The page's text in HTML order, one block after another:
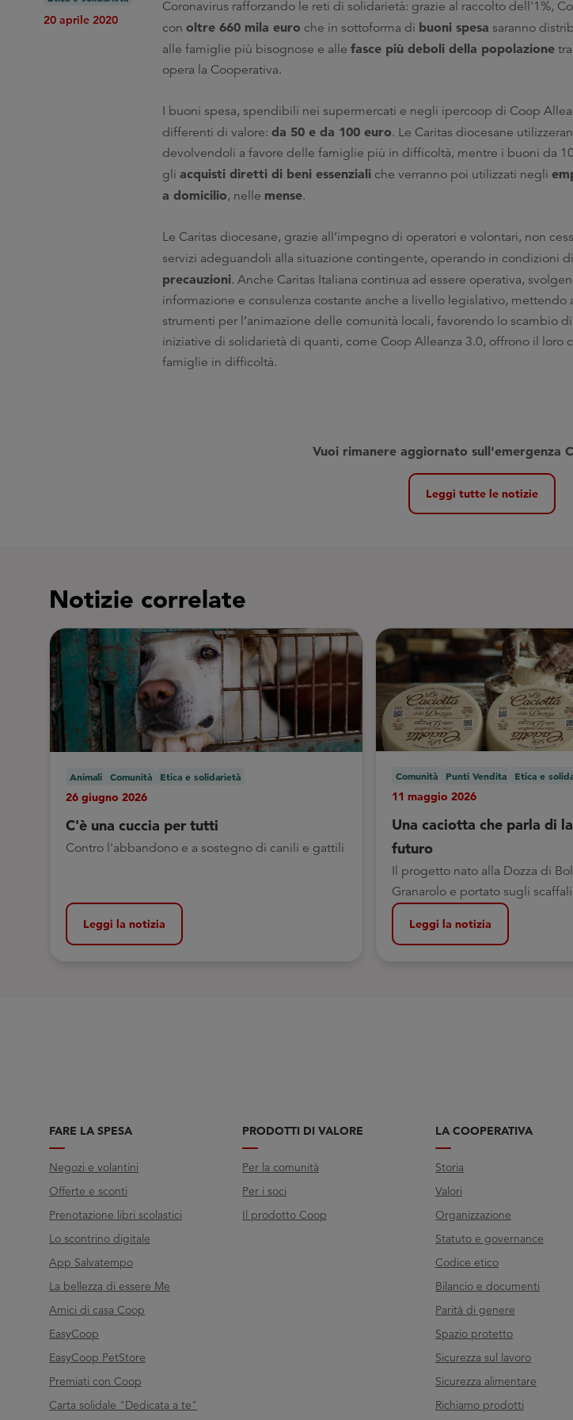
20 aprile 2020
Coronavirus rafforzando le reti di solidarietà: grazie al raccolto dell'1%,
con oltre 660 mila euro che in sottoforma di buoni spesa saranno
alle famiglie più bisognose e alle fasce più deboli della popolazione
opera la Cooperativa.
I buoni spesa, spendibili nei supermercati e negli ipercoop di Coop
differenti di valore: da 50 e da 100 euro. Le Caritas diocesane
devolvendoli a favore delle famiglie più in difficoltà, mentre i buoni da
gli acquisti diretti di beni essenziali che verranno poi utilizzati negli
a domicilio, nelle mense.
Le Caritas diocesane, grazie all’impegno di operatori e volontari, non
servizi adeguandoli alla situazione contingente, operando in condizioni
precauzioni. Anche Caritas Italiana continua ad essere operativa,
informazione e consulenza costante anche a livello legislativo,
strumenti per l’animazione delle comunità locali, favorendo lo scambio
iniziative di solidarietà di quanti, come Coop Alleanza 3.0, offrono il loro
famiglie in difficoltà.
Vuoi rimanere aggiornato sull'emergenza
Leggi tutte le notizie
Notizie correlate
Animali Comunità Etica e solidarietà
26 giugno 2026
C'è una cuccia per tutti
Contro l'abbandono e a sostegno di canili e gattili
Leggi la notizia
Comunità Punti Vendita Etica e
11 maggio 2026
Una caciotta che parla di
futuro
Il progetto nato alla Dozza di
Granarolo e portato sugli
Alleanza 3.0: un percorso
inclusione e reinserimento
Leggi la notizia
FARE LA SPESA
Negozi e volantini
Offerte e sconti
Prenotazione libri scolastici
Lo scontrino digitale
App Salvatempo
La bellezza di essere Me
Amici di casa Coop
EasyCoop
EasyCoop PetStore
Premiati con Coop
Carta solidale "Dedicata a te"
PRODOTTI DI VALORE
Per la comunità
Per i soci
Il prodotto Coop
LA COOPERATIVA
Storia
Valori
Organizzazione
Statuto e governance
Codice etico
Bilancio e documenti
Parità di genere
Spazio protetto
Sicurezza sul lavoro
Sicurezza alimentare
Richiamo prodotti